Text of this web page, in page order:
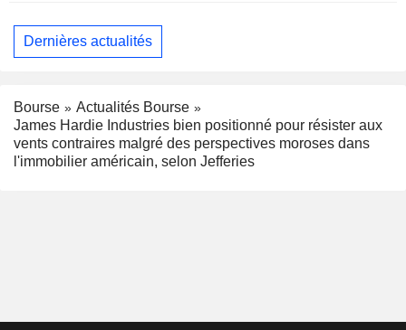
Dernières actualités
Bourse
Actualités Bourse
James Hardie Industries bien positionné pour résister aux
vents contraires malgré des perspectives moroses dans
l'immobilier américain, selon Jefferies